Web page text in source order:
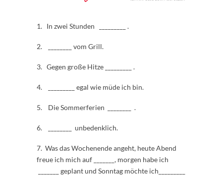
1. In zwei Stunden _________ .
2. ________ vom Grill.
3. Gegen große Hitze _________ .
4. _________ egal wie müde ich bin.
5. Die Sommerferien ________ .
6. ________ unbedenklich.
7. Was das Wochenende angeht, heute Abend
freue ich mich auf _______, morgen habe ich
_______ geplant und Sonntag möchte ich_________